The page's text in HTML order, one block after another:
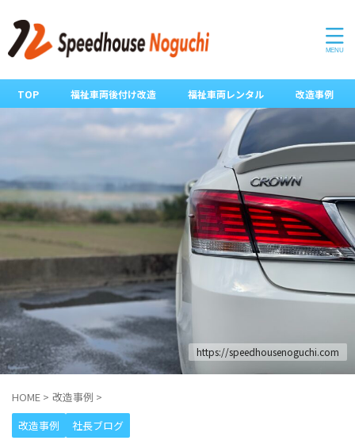
TOP 福祉車両後付け改造 福祉車両レンタル 改造事例
https://speedhousenoguchi.com
HOME > 改造事例 >
改造事例
社長ブログ